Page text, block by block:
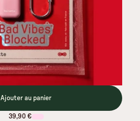
Ajouter au panier
39,90 €